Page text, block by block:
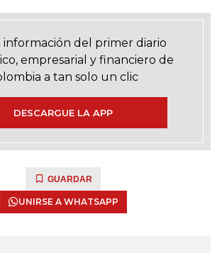
información del primer diario
empresarial y financiero de
a tan solo un clic
DESCARGUE LA APP
GUARDAR
UNIRSE A WHATSAPP